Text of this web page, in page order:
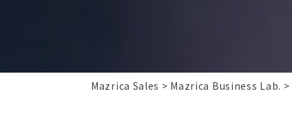
Mazrica Sales Mazrica Business Lab.